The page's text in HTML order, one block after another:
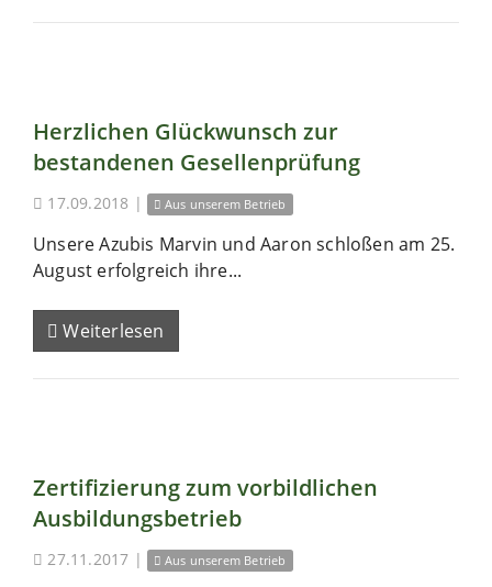
Herzlichen Glückwunsch zur
bestandenen Gesellenprüfung
17.09.2018 | Aus unserem Betrieb
Unsere Azubis Marvin und Aaron schloßen am 25.
August erfolgreich ihre...
Weiterlesen
Zertifizierung zum vorbildlichen
Ausbildungsbetrieb
27.11.2017 | Aus unserem Betrieb